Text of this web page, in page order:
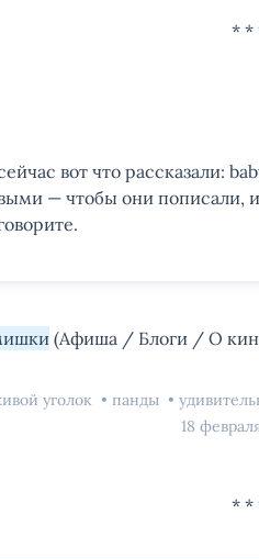
вот что рассказали:
— чтобы они пописали,
(Афиша / Блоги / О
уголок панды
18